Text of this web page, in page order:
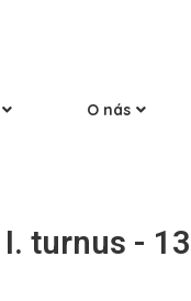
O nás
turnus -